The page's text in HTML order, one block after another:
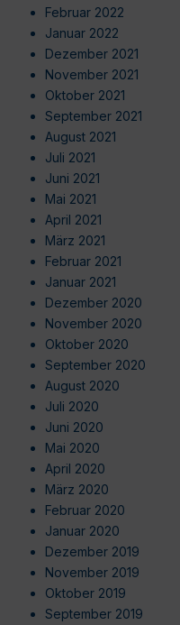
Februar 2022
Januar 2022
Dezember 2021
November 2021
Oktober 2021
September 2021
August 2021
Juli 2021
Juni 2021
Mai 2021
April 2021
März 2021
Februar 2021
Januar 2021
Dezember 2020
November 2020
Oktober 2020
September 2020
August 2020
Juli 2020
Juni 2020
Mai 2020
April 2020
März 2020
Februar 2020
Januar 2020
Dezember 2019
November 2019
Oktober 2019
September 2019